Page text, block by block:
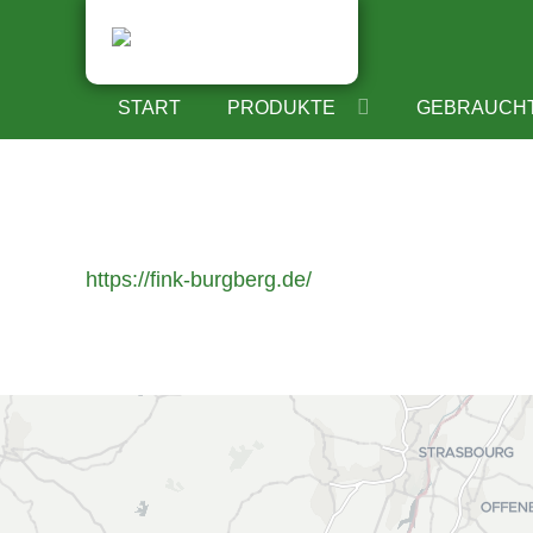
START PRODUKTE
MIELE
https://fink-burgberg.de/